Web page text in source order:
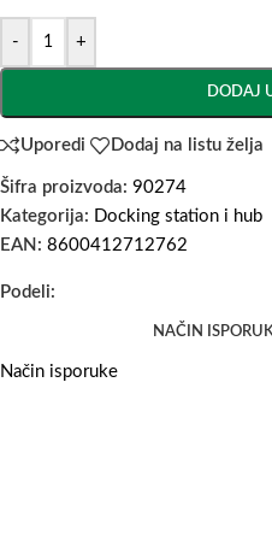
- +
DODAJ
Uporedi Dodaj na listu želja
Šifra proizvoda: 90274
Kategorija: Docking station i hub
EAN: 8600412712762
Podeli:
NAČIN
Način isporuke